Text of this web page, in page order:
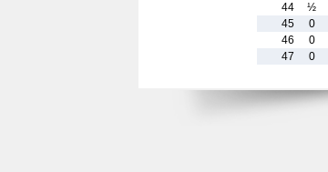
44
½
45
0
46
0
47
0